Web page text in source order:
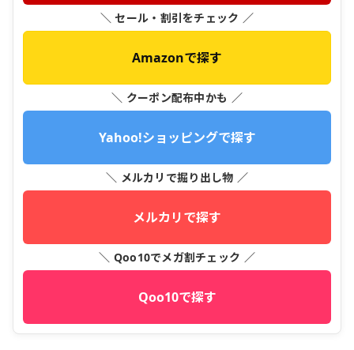
＼ セール・割引をチェック ／
Amazonで探す
＼ クーポン配布中かも ／
Yahoo!ショッピングで探す
＼ メルカリで掘り出し物 ／
メルカリで探す
＼ Qoo10でメガ割チェック ／
Qoo10で探す